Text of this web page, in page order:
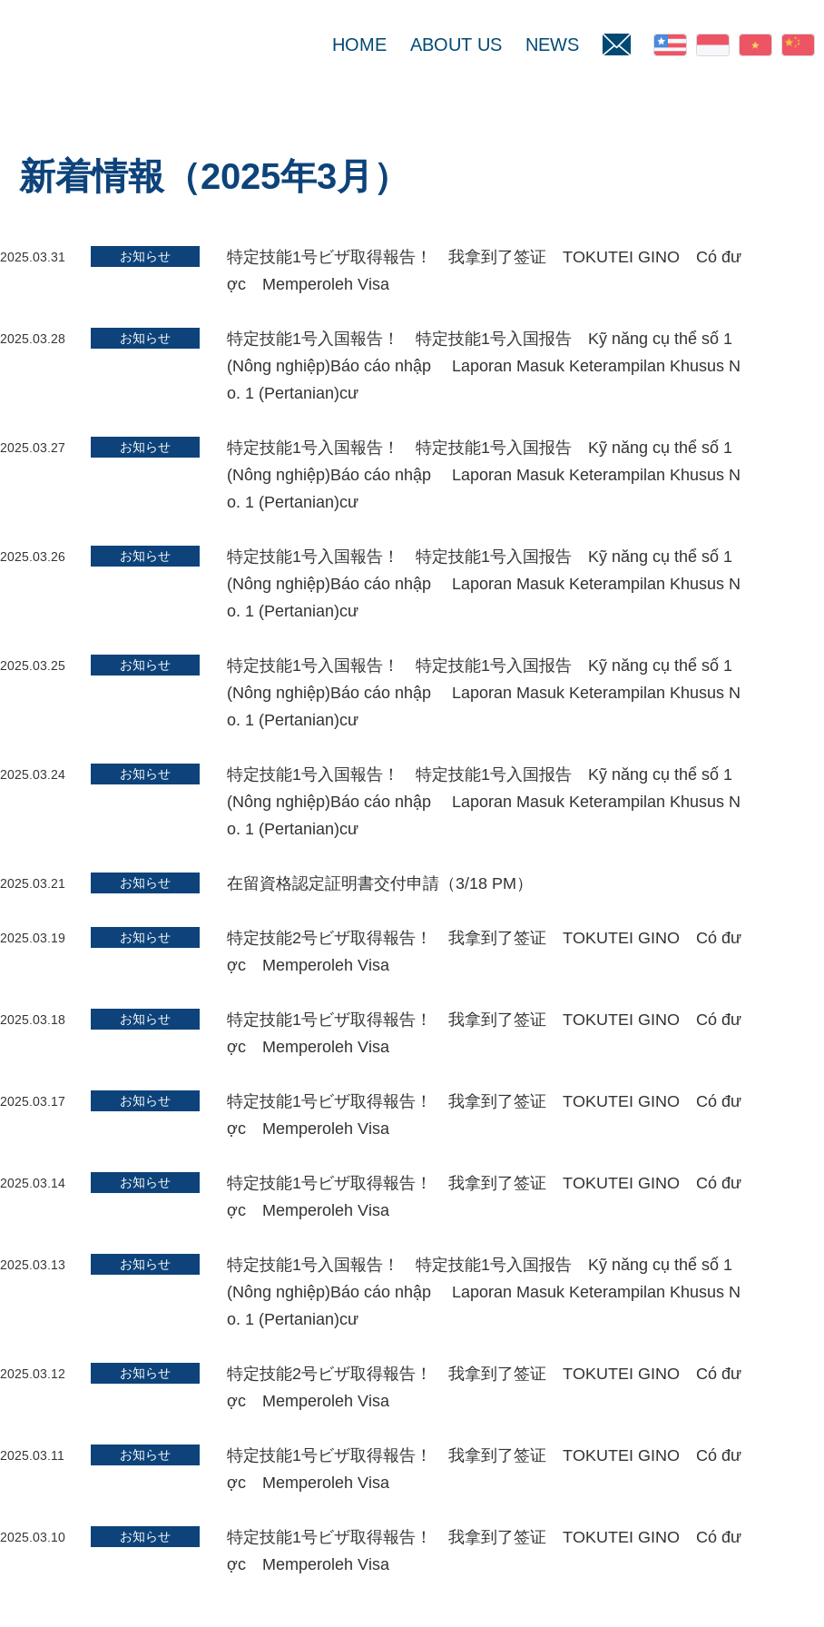
HOME ABOUT US NEWS
新着情報（2025年3月）
2025.03.31 お知らせ
特定技能1号ビザ取得報告！ 我拿到了签证 TOKUTEI GINO Có đư
ợc Memperoleh Visa
2025.03.28 お知らせ
特定技能1号入国報告！ 特定技能1号入国报告 Kỹ năng cụ thể số 1
(Nông nghiệp)Báo cáo nhập Laporan Masuk Keterampilan Khusus N
o. 1 (Pertanian)cư
2025.03.27 お知らせ
特定技能1号入国報告！ 特定技能1号入国报告 Kỹ năng cụ thể số 1
(Nông nghiệp)Báo cáo nhập Laporan Masuk Keterampilan Khusus N
o. 1 (Pertanian)cư
2025.03.26 お知らせ
特定技能1号入国報告！ 特定技能1号入国报告 Kỹ năng cụ thể số 1
(Nông nghiệp)Báo cáo nhập Laporan Masuk Keterampilan Khusus N
o. 1 (Pertanian)cư
2025.03.25 お知らせ
特定技能1号入国報告！ 特定技能1号入国报告 Kỹ năng cụ thể số 1
(Nông nghiệp)Báo cáo nhập Laporan Masuk Keterampilan Khusus N
o. 1 (Pertanian)cư
2025.03.24 お知らせ
特定技能1号入国報告！ 特定技能1号入国报告 Kỹ năng cụ thể số 1
(Nông nghiệp)Báo cáo nhập Laporan Masuk Keterampilan Khusus N
o. 1 (Pertanian)cư
2025.03.21 お知らせ 在留資格認定証明書交付申請（3/18 PM）
2025.03.19 お知らせ
特定技能2号ビザ取得報告！ 我拿到了签证 TOKUTEI GINO Có đư
ợc Memperoleh Visa
2025.03.18 お知らせ
特定技能1号ビザ取得報告！ 我拿到了签证 TOKUTEI GINO Có đư
ợc Memperoleh Visa
2025.03.17 お知らせ
特定技能1号ビザ取得報告！ 我拿到了签证 TOKUTEI GINO Có đư
ợc Memperoleh Visa
2025.03.14 お知らせ
特定技能1号ビザ取得報告！ 我拿到了签证 TOKUTEI GINO Có đư
ợc Memperoleh Visa
2025.03.13 お知らせ
特定技能1号入国報告！ 特定技能1号入国报告 Kỹ năng cụ thể số 1
(Nông nghiệp)Báo cáo nhập Laporan Masuk Keterampilan Khusus N
o. 1 (Pertanian)cư
2025.03.12 お知らせ
特定技能2号ビザ取得報告！ 我拿到了签证 TOKUTEI GINO Có đư
ợc Memperoleh Visa
2025.03.11 お知らせ
特定技能1号ビザ取得報告！ 我拿到了签证 TOKUTEI GINO Có đư
ợc Memperoleh Visa
2025.03.10 お知らせ
特定技能1号ビザ取得報告！ 我拿到了签证 TOKUTEI GINO Có đư
ợc Memperoleh Visa